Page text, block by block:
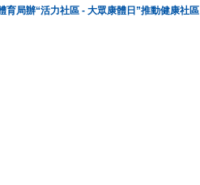
育局辦“活力社區 - 大眾康體日”推動健康社區